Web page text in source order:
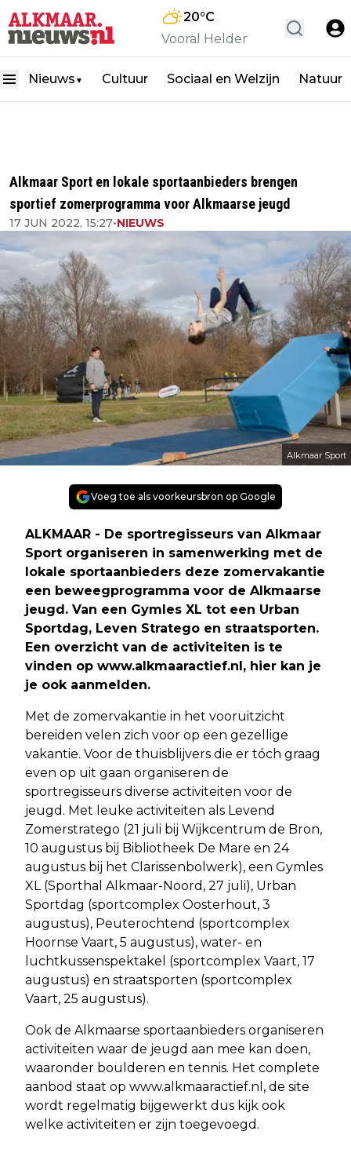
20°C
Vooral Helder
Nieuws ▼ Cultuur Sociaal en Welzijn Natuur
Alkmaar Sport en lokale sportaanbieders brengen
sportief zomerprogramma voor Alkmaarse jeugd
17 JUN 2022, 15:27•NIEUWS
Alkmaar Sport
Voeg toe als voorkeursbron op Google
ALKMAAR - De sportregisseurs van Alkmaar
Sport organiseren in samenwerking met de
lokale sportaanbieders deze zomervakantie
een beweegprogramma voor de Alkmaarse
jeugd. Van een Gymles XL tot een Urban
Sportdag, Leven Stratego en straatsporten.
Een overzicht van de activiteiten is te
vinden op www.alkmaaractief.nl, hier kan je
je ook aanmelden.
Met de zomervakantie in het vooruitzicht
bereiden velen zich voor op een gezellige
vakantie. Voor de thuisblijvers die er tóch graag
even op uit gaan organiseren de
sportregisseurs diverse activiteiten voor de
jeugd. Met leuke activiteiten als Levend
Zomerstratego (21 juli bij Wijkcentrum de Bron,
10 augustus bij Bibliotheek De Mare en 24
augustus bij het Clarissenbolwerk), een Gymles
XL (Sporthal Alkmaar-Noord, 27 juli), Urban
Sportdag (sportcomplex Oosterhout, 3
augustus), Peuterochtend (sportcomplex
Hoornse Vaart, 5 augustus), water- en
luchtkussenspektakel (sportcomplex Vaart, 17
augustus) en straatsporten (sportcomplex
Vaart, 25 augustus).
Ook de Alkmaarse sportaanbieders organiseren
activiteiten waar de jeugd aan mee kan doen,
waaronder boulderen en tennis. Het complete
aanbod staat op www.alkmaaractief.nl, de site
wordt regelmatig bijgewerkt dus kijk ook
welke activiteiten er zijn toegevoegd.